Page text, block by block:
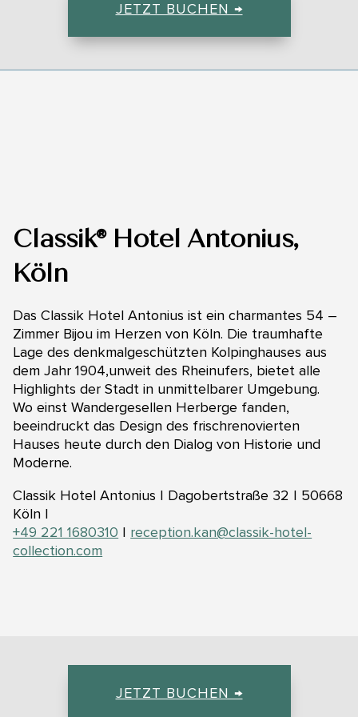
JETZT BUCHEN →
Classik® Hotel Antonius,
Köln
Das Classik Hotel Antonius ist ein charmantes 54 –
Zimmer Bijou im Herzen von Köln. Die traumhafte
Lage des denkmalgeschützten Kolpinghauses aus
dem Jahr 1904,unweit des Rheinufers, bietet alle
Highlights der Stadt in unmittelbarer Umgebung.
Wo einst Wandergesellen Herberge fanden,
beeindruckt das Design des frischrenovierten
Hauses heute durch den Dialog von Historie und
Moderne.
Classik Hotel Antonius | Dagobertstraße 32 | 50668
Köln |
+49 221 1680310 | reception.kan@classik-hotel-
collection.com
JETZT BUCHEN →